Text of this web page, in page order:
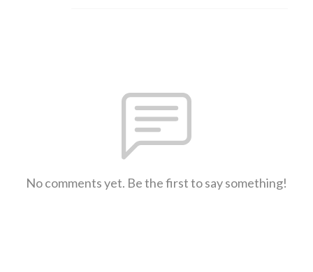
No comments yet. Be the first to say something!